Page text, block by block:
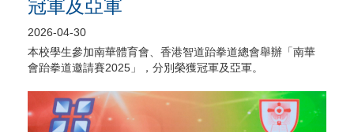
冠軍及亞軍
2026-04-30
本校學生參加南華體育會、香港智道跆拳道總會舉辦「南華
會跆拳道邀請賽2025」，分別榮獲冠軍及亞軍。